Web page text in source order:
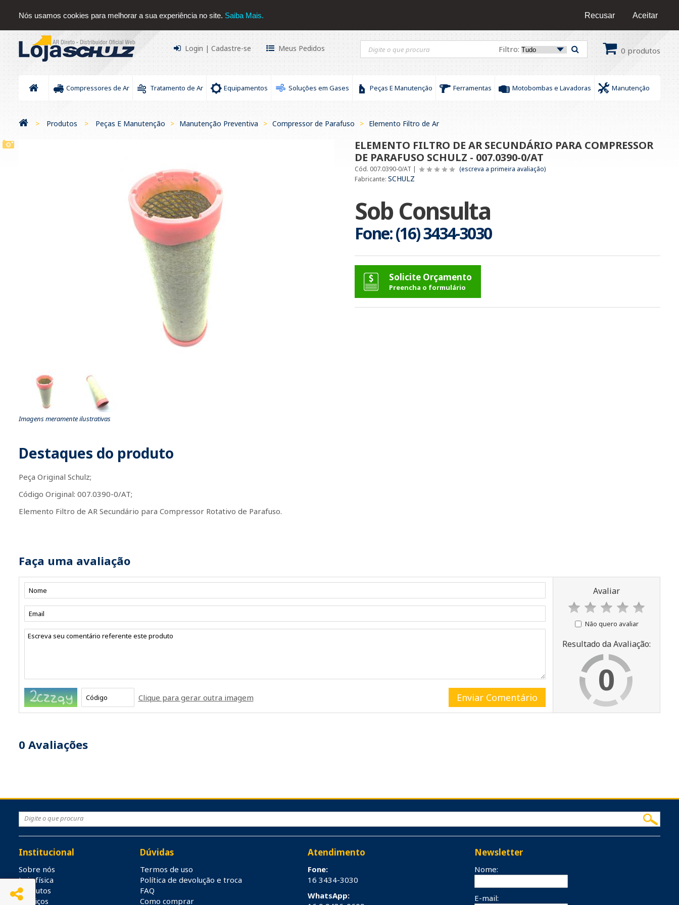
Login | Cadastre-se Meus Pedidos Filtro: 0 produtos
Compressores de Ar Tratamento de Ar Equipamentos Soluções em Gases Peças E Manutenção Ferramentas Motobombas e Lavadoras Manutenção
> Produtos > Peças E Manutenção > Manutenção Preventiva > Compressor de Parafuso > Elemento Filtro de Ar
Imagens meramente ilustrativas
ELEMENTO FILTRO DE AR SECUNDÁRIO PARA COMPRESSOR
DE PARAFUSO SCHULZ - 007.0390-0/AT
Cód. 007.0390-0/AT |
(escreva a primeira avaliação)
Fabricante: SCHULZ
Sob Consulta
Fone: (16) 3434-3030
Solicite Orçamento
Preencha o formulário
Destaques do produto
Peça Original Schulz;
Código Original: 007.0390-0/AT;
Elemento Filtro de AR Secundário para Compressor Rotativo de Parafuso.
Faça uma avaliação
Avaliar
Não quero avaliar
Resultado da Avaliação:
0
Clique para gerar outra imagem
0 Avaliações
Institucional
Sobre nós
Loja física
Produtos
Serviços
Dúvidas
Termos de uso
Política de devolução e troca
FAQ
Como comprar
Atendimento
Fone:
16 3434-3030
WhatsApp:
Newsletter
Nome:
E-mail:
Nós usamos cookies para melhorar a sua experiência no site. Saiba Mais. Aceitar
Recusar